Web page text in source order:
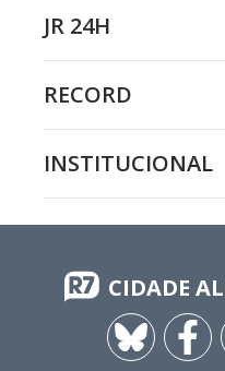
JR 24H
RECORD
INSTITUCIONAL
CIDADE